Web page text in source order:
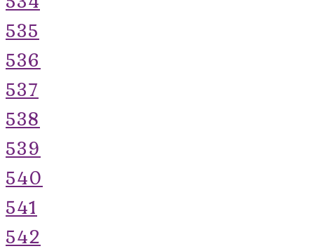
535
536
537
538
539
540
541
542